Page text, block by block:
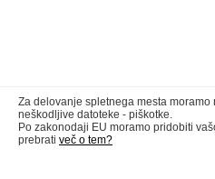
Za delovanje spletnega mesta
neškodljive datoteke - piškotke.
Po zakonodaji EU moramo pridobiti
prebrati več o tem?